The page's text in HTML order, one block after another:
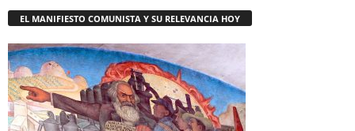
EL MANIFIESTO COMUNISTA Y SU RELEVANCIA HOY